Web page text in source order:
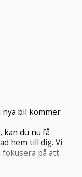
nya bil kommer
kan du nu få
hem till dig. Vi
fokusera på att